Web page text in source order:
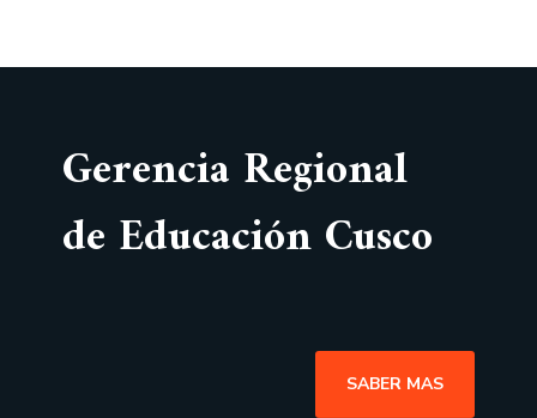
Gerencia Regional
de Educación Cusco
SABER MAS